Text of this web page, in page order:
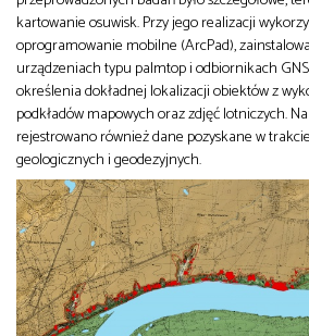
kartowanie osuwisk. Przy jego realizacji
oprogramowanie mobilne (ArcPad),
urządzeniach typu palmtop i odbiornikach
określenia dokładnej lokalizacji obiektów z
podkładów mapowych oraz zdjęć lotniczych.
rejestrowano również dane pozyskane w
geologicznych i geodezyjnych.